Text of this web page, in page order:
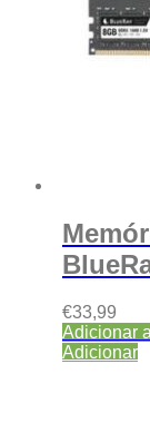
€33,99
Adicionar
Adicionar